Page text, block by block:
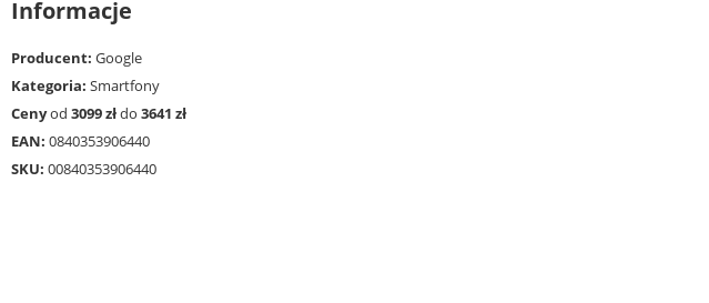
Informacje
Producent: Google
Kategoria: Smartfony
Cenyod 3099 złdo 3641 zł
EAN: 0840353906440
SKU: 00840353906440